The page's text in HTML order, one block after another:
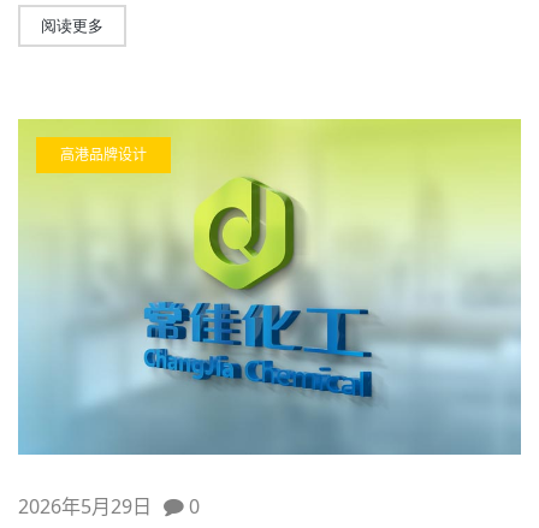
阅读更多
高港品牌设计
2026年5月29日 0